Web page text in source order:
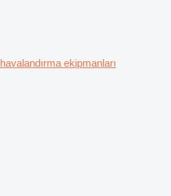
havalandırma ekipmanları